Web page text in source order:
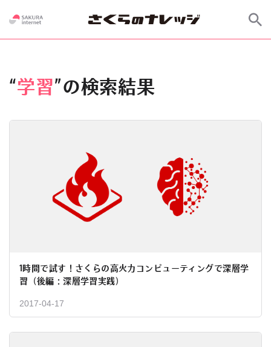
“学習”の検索結果
1時間で試す！さくらの高火力コンピューティングで深層学
習（後編：深層学習実践）
2017-04-17